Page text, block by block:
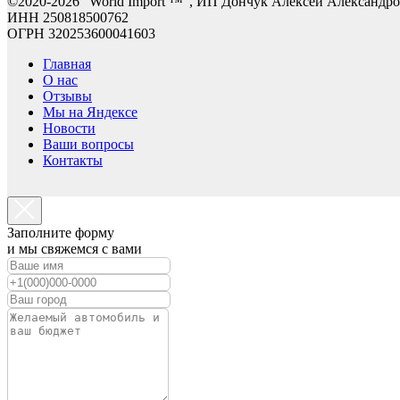
ИНН 250818500762
ОГРН 320253600041603
Главная
О нас
Отзывы
Мы на Яндексе
Новости
Ваши вопросы
Контакты
Заполните форму
и мы свяжемся с вами